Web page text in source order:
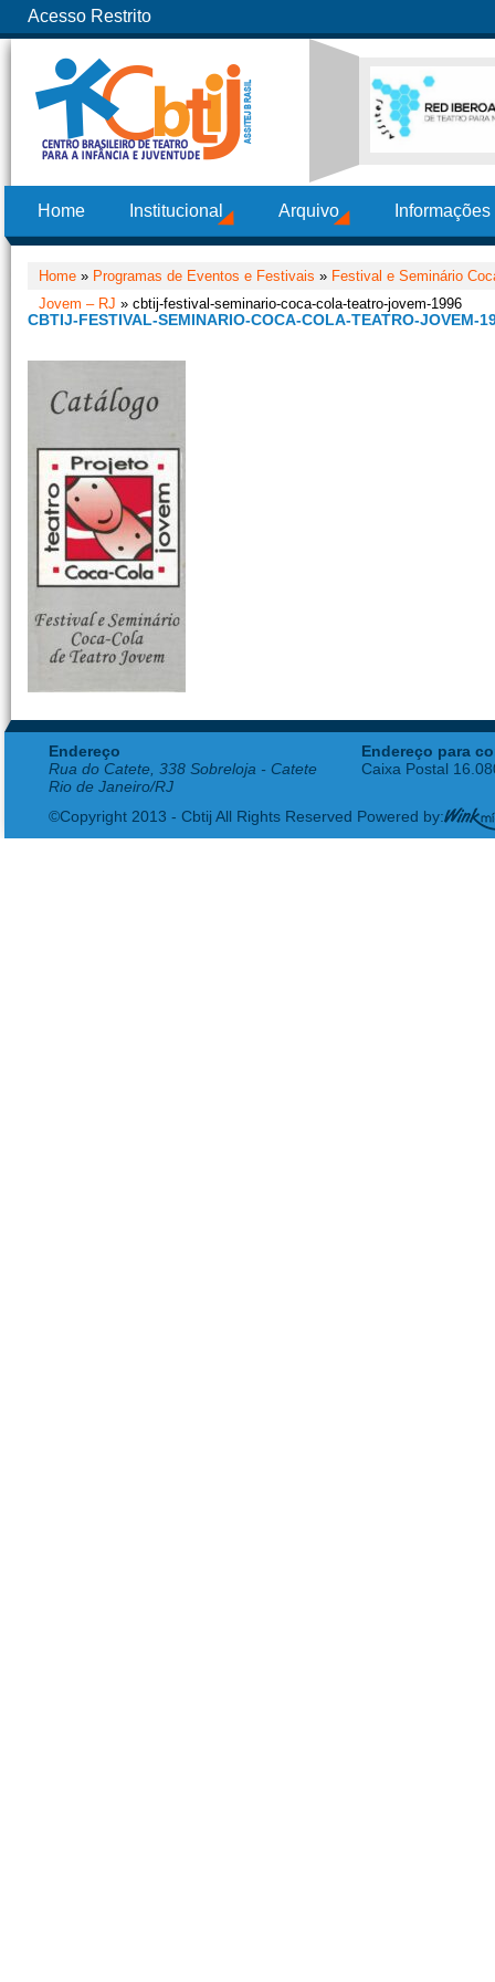
Acesso Restrito
Home Institucional Arquivo
Home » Programas de Eventos e Festivais » Festival e Seminário
Jovem – RJ » cbtij-festival-seminario-coca-cola-teatro-jovem-1996
CBTIJ-FESTIVAL-SEMINARIO-COCA-COLA-TEATRO-JOVEM-
Endereço
Rua do Catete, 338 Sobreloja - Catete
Rio de Janeiro/RJ
Endereço para
Caixa Postal
©Copyright 2013 - Cbtij All Rights Reserved Powered by: